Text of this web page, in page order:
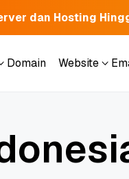
dan Hosting
Domain
Website
onesi